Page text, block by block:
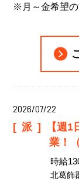
※月～金希望
2026/07/22
[派]
【週
業！
時給
北葛飾